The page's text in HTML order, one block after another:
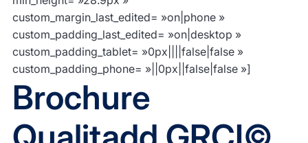
custom_margin_last_edited= »on|phone »
custom_padding_last_edited= »on|desktop »
custom_padding_tablet= »0px||||false|false »
custom_padding_phone= »||0px||false|false »]
Brochure